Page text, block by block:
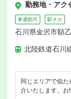
勤務地・アク
車通勤可 駅チカ
石川県金沢市額
北陸鉄道石川
同じエリアで似
介いたします。